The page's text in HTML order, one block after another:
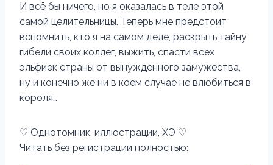
И всё бы ничего, но я оказалась в теле этой
самой целительницы. Теперь мне предстоит
вспомнить, кто я на самом деле, раскрыть тайну
гибели своих коллег, выжить, спасти всех
эльфиек страны от вынужденного замужества,
ну и конечно же ни в коем случае не влюбиться в
короля…
♡ Однотомник, иллюстрации, ХЭ ♡
Читать без регистрации полностью: